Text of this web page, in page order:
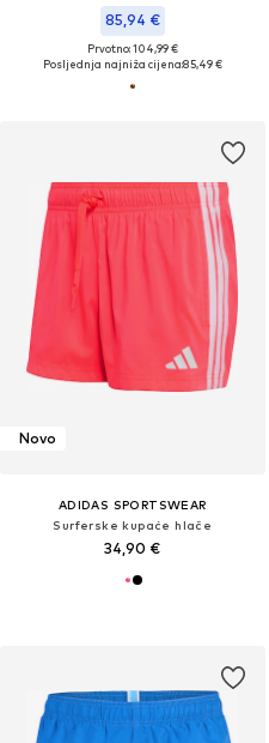
85,94 €
Prvotno: 104,99 €
Posljednja najniža cijena:85,49 €
Novo
ADIDAS SPORTSWEAR
Surferske kupaće hlače
34,90 €